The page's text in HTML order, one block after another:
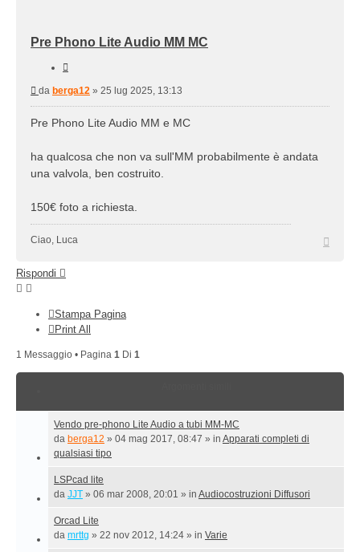
Pre Phono Lite Audio MM MC
Messaggio
da berga12 » 25 lug 2025, 13:13
Pre Phono Lite Audio MM e MC
ha qualcosa che non va sull'MM probabilmente è andata
una valvola, ben costruito.
150€ foto a richiesta.
Ciao, Luca
Rispondi
Stampa Pagina
Print All
1 Messaggio • Pagina 1 Di 1
Vendo pre-phono Lite Audio a tubi MM-MC
da berga12 » 04 mag 2017, 08:47 » in Apparati completi di
qualsiasi tipo
LSPcad lite
da JJT » 06 mar 2008, 20:01 » in Audiocostruzioni Diffusori
Orcad Lite
da mrttg » 22 nov 2012, 14:24 » in Varie